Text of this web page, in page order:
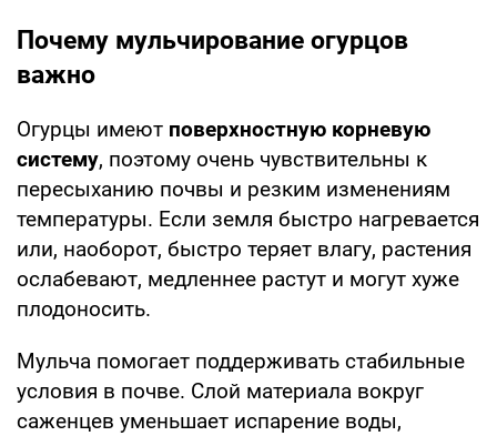
Почему мульчирование огурцов
важно
Огурцы имеют поверхностную корневую
систему, поэтому очень чувствительны к
пересыханию почвы и резким изменениям
температуры. Если земля быстро нагревается
или, наоборот, быстро теряет влагу, растения
ослабевают, медленнее растут и могут хуже
плодоносить.
Мульча помогает поддерживать стабильные
условия в почве. Слой материала вокруг
саженцев уменьшает испарение воды,